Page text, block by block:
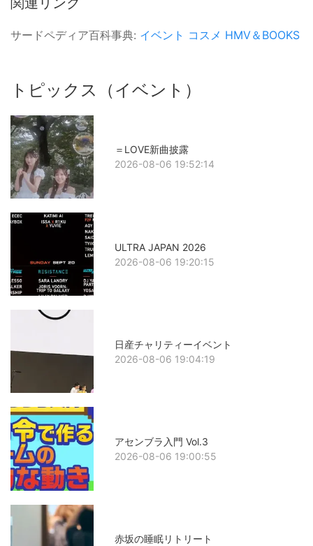
サードペディア百科事典: イベント コスメ HMV＆BOOKS
トピックス（イベント）
＝LOVE新曲披露
2026-08-06 19:52:14
ULTRA JAPAN 2026
2026-08-06 19:20:15
日産チャリティーイベント
2026-08-06 19:04:19
アセンブラ入門 Vol.3
2026-08-06 19:00:55
赤坂の睡眠リトリート